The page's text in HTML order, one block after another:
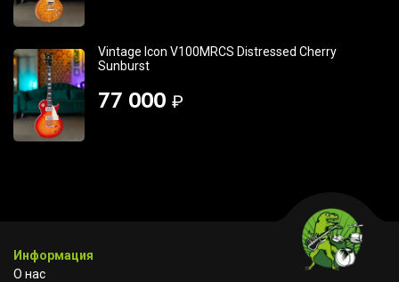
Vintage Icon V100MRCS Distressed Cherry
Sunburst
77 000 ₽
Информация
О нас